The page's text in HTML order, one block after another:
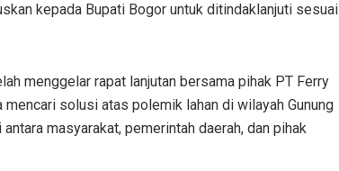
kepada Bupati Bogor untuk ditindaklanjuti sesuai
menggelar rapat lanjutan bersama pihak PT Ferry
solusi atas polemik lahan di wilayah Gunung
masyarakat, pemerintah daerah, dan pihak